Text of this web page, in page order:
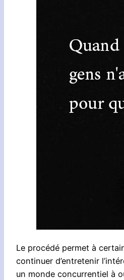
Le procédé permet à
continuer d’entretenir
un monde concurrentiel à